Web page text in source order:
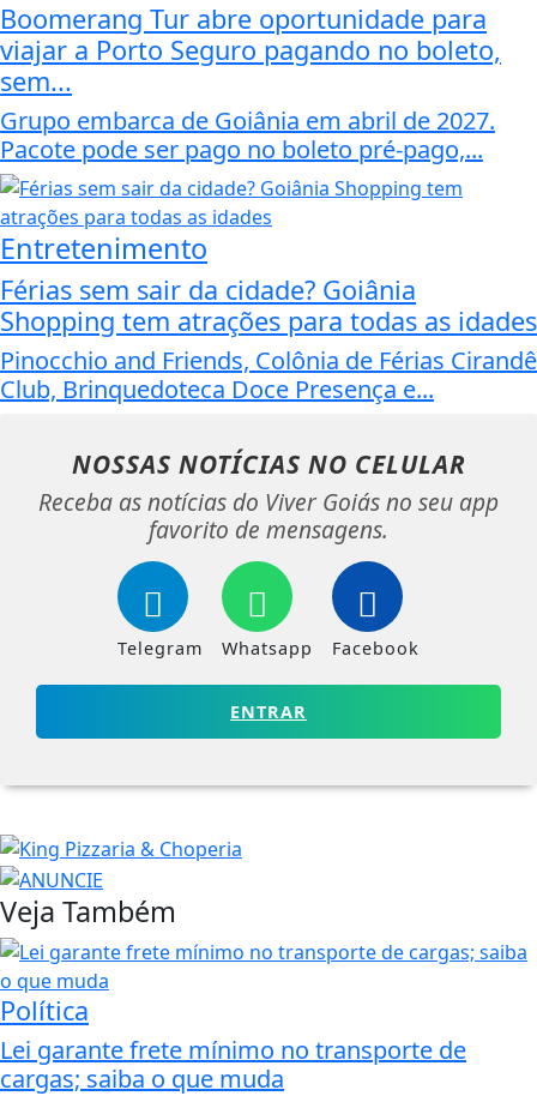
Boomerang Tur abre oportunidade para
viajar a Porto Seguro pagando no boleto,
sem...
Grupo embarca de Goiânia em abril de 2027.
Pacote pode ser pago no boleto pré-pago,...
Entretenimento
Férias sem sair da cidade? Goiânia
Shopping tem atrações para todas as idades
Pinocchio and Friends, Colônia de Férias Cirandê
Club, Brinquedoteca Doce Presença e...
NOSSAS NOTÍCIAS NO CELULAR
Receba as notícias do Viver Goiás no seu app
favorito de mensagens.
Telegram Whatsapp Facebook
ENTRAR
Veja Também
Política
Lei garante frete mínimo no transporte de
cargas; saiba o que muda